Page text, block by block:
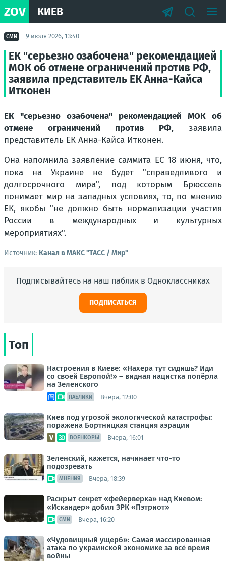
ZOV КИЕВ
СМИ 9 июля 2026, 13:40
ЕК "серьезно озабочена" рекомендацией
МОК об отмене ограничений против РФ,
заявила представитель ЕК Анна-Кайса
Итконен
ЕК "серьезно озабочена" рекомендацией МОК об
отмене ограничений против РФ, заявила
представитель ЕК Анна-Кайса Итконен.
Она напомнила заявление саммита ЕС 18 июня, что,
пока на Украине не будет "справедливого и
долгосрочного мира", под которым Брюссель
понимает мир на западных условиях, то, по мнению
ЕК, якобы "не должно быть нормализации участия
России в международных и культурных
мероприятиях".
Источник: Канал в МАКС "ТАСС / Мир"
Подписывайтесь на наш паблик в Одноклассниках
ПОДПИСАТЬСЯ
Топ
Настроения в Киеве: «Нахера тут сидишь? Иди
со своей Европой!» – видная нацистка попёрла
на Зеленского
ПАБЛИКИ Вчера, 12:00
Киев под угрозой экологической катастрофы:
поражена Бортницкая станция аэрации
ВОЕНКОРЫ Вчера, 16:01
Зеленский, кажется, начинает что-то
подозревать
МНЕНИЯ Вчера, 18:39
Раскрыт секрет «фейерверка» над Киевом:
«Искандер» добил ЗРК «Пэтриот»
СМИ Вчера, 16:20
«Чудовищный ущерб»: Самая массированная
атака по украинской экономике за всё время
войны